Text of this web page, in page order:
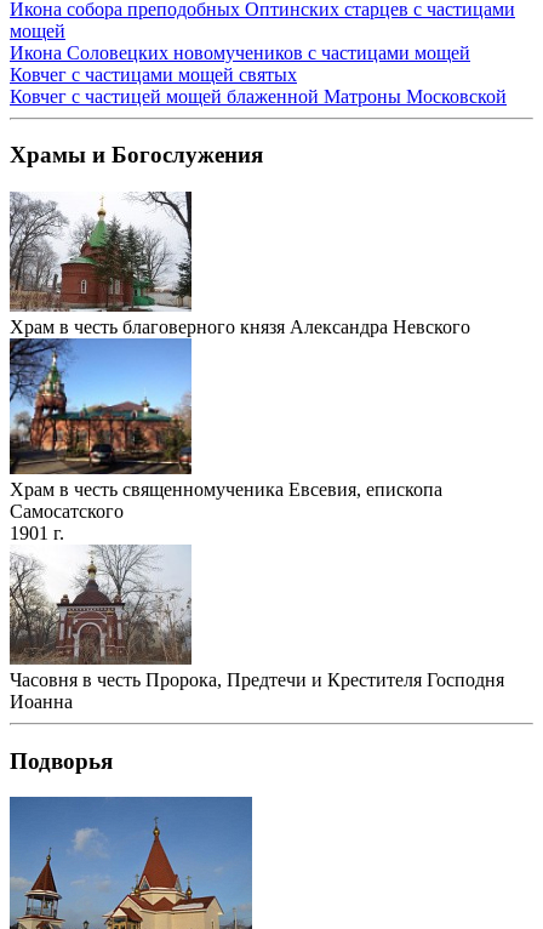
Икона собора преподобных Оптинских старцев с частицами
мощей
Икона Соловецких новомучеников с частицами мощей
Ковчег с частицами мощей святых
Ковчег с частицей мощей блаженной Матроны Московской
Храмы и Богослужения
Храм в честь благоверного князя Александра Невского
Храм в честь священномученика Евсевия, епископа
Самосатского
1901 г.
Часовня в честь Пророка, Предтечи и Крестителя Господня
Иоанна
Подворья